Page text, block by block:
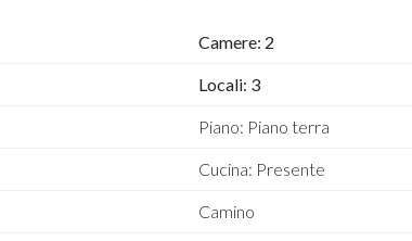
Camere: 2
Locali: 3
Piano: Piano terra
Cucina: Presente
Camino